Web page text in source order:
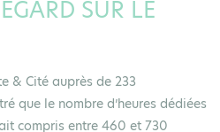
SUR LE
& Cité auprès de 233
que le nombre d’heures dédiées
compris entre 460 et 730